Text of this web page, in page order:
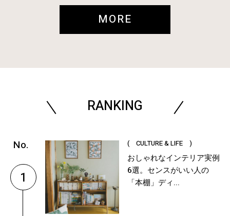
MORE
RANKING
1
( CULTURE & LIFE )
おしゃれなインテリア実例
6選。センスがいい人の
「本棚」ディ...